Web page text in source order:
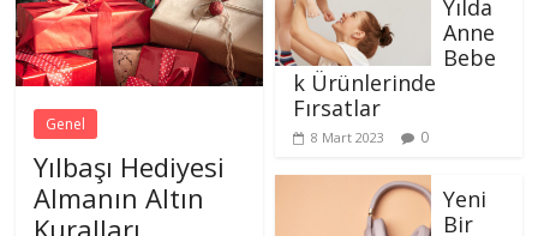
Genel
Yılbaşı Hediyesi
Almanın Altın
Yılda
Anne
Bebe
k Ürünlerinde
Fırsatlar
8 Mart 2023 0
Yeni
Bir